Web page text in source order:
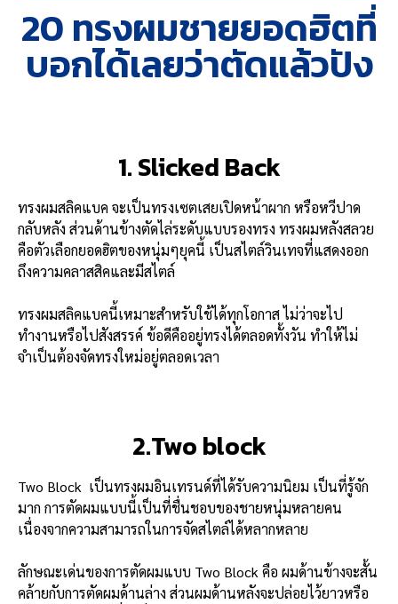
20 ทรงผมชายยอดฮิตที่
บอกได้เลยว่าตัดแล้วปัง
1. Slicked Back
ทรงผมสลิคแบค จะเป็นทรงเซตเสยเปิดหน้าผาก หรือหวีปาด
กลับหลัง ส่วนด้านข้างตัดไล่ระดับแบบรองทรง ทรงผมหลังสลวย
คือตัวเลือกยอดฮิตของหนุ่มๆยุคนี้ เป็นสไตล์วินเทจที่แสดงออก
ถึงความคลาสสิคและมีสไตล์
ทรงผมสลิคแบคนี้เหมาะสำหรับใช้ได้ทุกโอกาส ไม่ว่าจะไป
ทำงานหรือไปสังสรรค์ ข้อดีคืออยู่ทรงได้ตลอดทั้งวัน ทำให้ไม่
จำเป็นต้องจัดทรงใหม่อยู่ตลอดเวลา
2.Two block
Two Block เป็นทรงผมอินเทรนด์ที่ได้รับความนิยม เป็นที่รู้จัก
มาก การตัดผมแบบนี้เป็นที่ชื่นชอบของชายหนุ่มหลายคน
เนื่องจากความสามารถในการจัดสไตล์ได้หลากหลาย
ลักษณะเด่นของการตัดผมแบบ Two Block คือ ผมด้านข้างจะสั้น
คล้ายกับการตัดผมด้านล่าง ส่วนผมด้านหลังจะปล่อยไว้ยาวหรือ